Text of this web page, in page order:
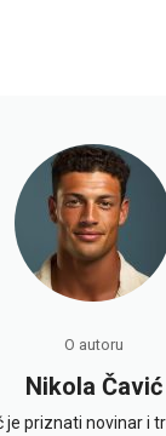
O autoru
Nikola Čavić
je priznati novinar i